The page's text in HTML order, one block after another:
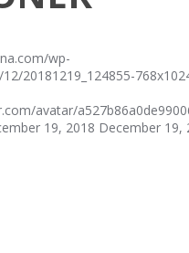
wp-
20181219_124855-
avatar/
19, 2018 December 19,